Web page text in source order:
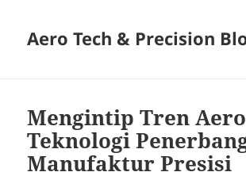
Aero Tech & Precision
Mengintip Tren
Teknologi
Manufaktur Presisi